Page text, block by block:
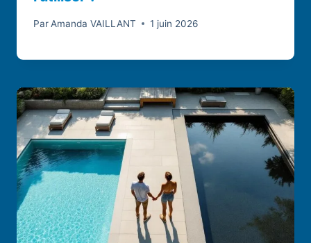
Par Amanda VAILLANT 1 juin 2026